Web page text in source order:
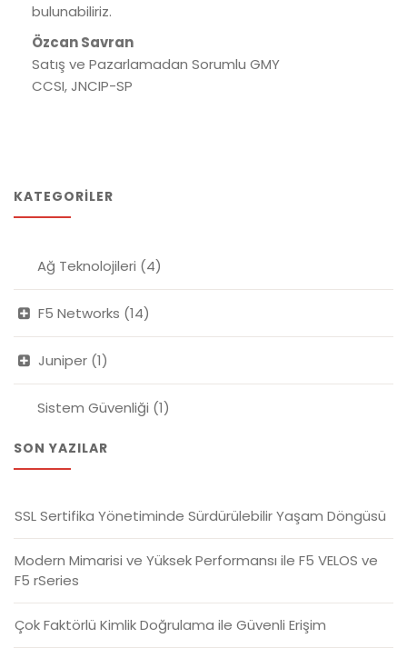
bulunabiliriz.
Özcan Savran
Satış ve Pazarlamadan Sorumlu GMY
CCSI, JNCIP-SP
KATEGORILER
Ağ Teknolojileri (4)
F5 Networks (14)
Juniper (1)
Sistem Güvenliği (1)
SON YAZILAR
SSL Sertifika Yönetiminde Sürdürülebilir Yaşam Döngüsü
Modern Mimarisi ve Yüksek Performansı ile F5 VELOS ve
F5 rSeries
Çok Faktörlü Kimlik Doğrulama ile Güvenli Erişim